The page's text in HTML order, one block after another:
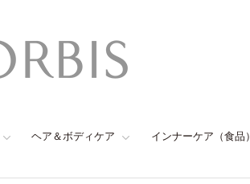
ヘア＆ボディケア インナーケア（食品）